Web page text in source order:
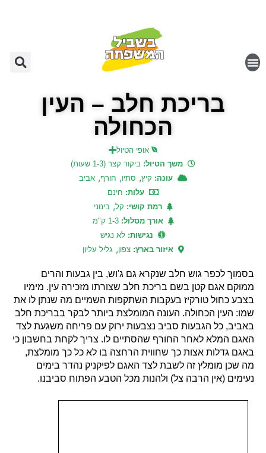
בריכת חלב – העין
הכחולה
אופי הטיול
משך הטיול: ביקור קצר (1-3 שעות)
עונה: קיץ, סתיו, חורף, אביב
עלות: חינם
רמת קושי: קל, בינוני
אורך מסלול:1-3 ק"מ
נגישות: לא נגיש
איזור בארץ:צפון, גליל עליון
בסמוך לכפר גוש חלב שנקרא גם ג'וש, בין גבעות והרים
ממוקם אגם קטן בשם בריכת חלב שצורתו מזכירה עין. מימיו
בצבע כחול טורקיז בעקבות השתקפות השמיים מה שנתן לו את
שמו: העין הכחולה. העונה המומלצת ביותר לבקר בבריכת חלב
באביב, כל הגבעות סביב נצבעות ירוק עם פריחה משגעת לצד
האגם המלא לאחר החורף שהסתיים לו. צריך לקחת בחשבון כי
באגם גדלות אצות כך שחווית הרחצה בו לא כל כך מומלצת,
מה שכן מומלץ זה לשבת לצד האגם לפיקניק נהדר בימים
נעימים (אין הרבה צל) ולהנות מכל הטבע הפתוח סביבנו.